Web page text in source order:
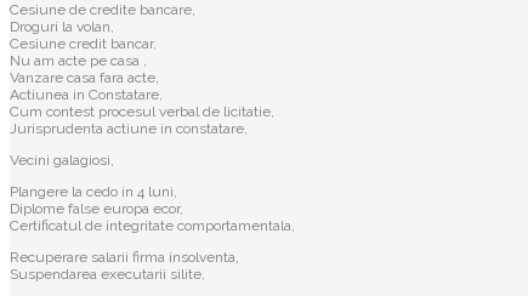
Cesiune de credite bancare,
Droguri la volan,
Cesiune credit bancar,
Nu am acte pe casa ,
Vanzare casa fara acte,
Actiunea in Constatare,
Cum contest procesul verbal de licitatie,
Jurisprudenta actiune in constatare,
Vecini galagiosi,
Plangere la cedo in 4 luni,
Diplome false europa ecor,
Certificatul de integritate comportamentala,
Recuperare salarii firma insolventa,
Suspendarea executarii silite,